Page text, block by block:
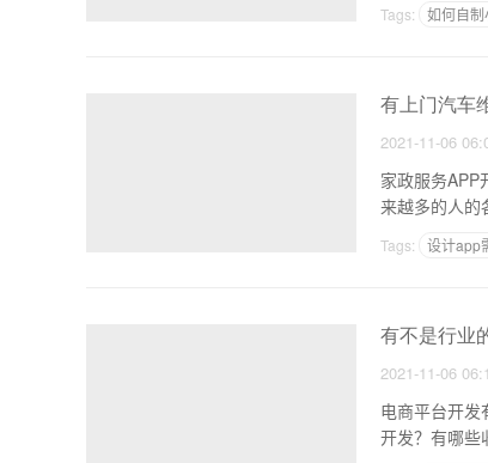
Tags: 如何自
有上门汽车
2021-11-06
家政服务APP开发定
来越多的人的
Tags: 设计app
有不是行业
2021-11-06
电商平台开发